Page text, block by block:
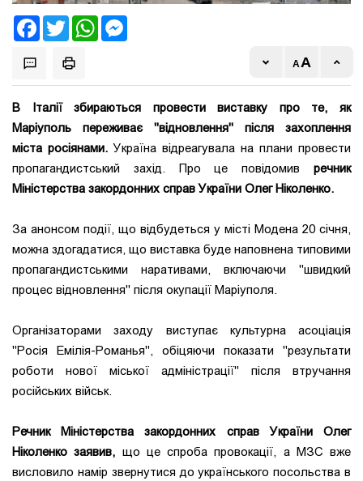
FacebookTwitter WhatsApp
В Італії збираються провести виставку про те, як
Маріуполь переживає "відновлення" після захоплення
міста росіянами.Україна відреагувала на плани провести
пропагандистський захід. Про це повідомив речник
Міністерства закордонних справ України Олег Ніколенко.
За анонсом події, що відбудеться у місті Модена 20 січня,
можна здогадатися, що виставка буде наповнена типовими
пропагандистськими наративами, включаючи "швидкий
процес відновлення" після окупації Маріуполя.
Організаторами заходу виступає культурна асоціація
"Росія Емілія-Романья", обіцяючи показати "результати
роботи нової міської адміністрації" після втручання
російських військ.
Речник Міністерства закордонних справ України Олег
Ніколенко заявив, що це спроба провокації, а МЗС вже
висловило намір звернутися до українського посольства в